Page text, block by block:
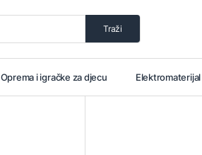
Traži
Oprema i igračke za djecu Elektromaterijal